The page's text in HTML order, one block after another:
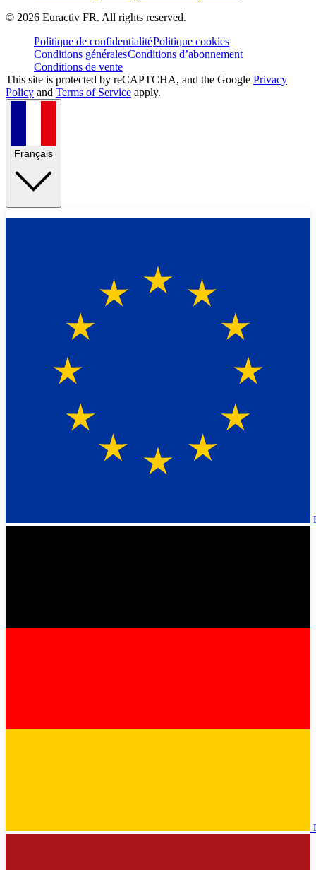
© 2026 Euractiv FR. All rights reserved.
Politique de confidentialitéPolitique cookies
Conditions généralesConditions d’abonnement
Conditions de vente
This site is protected by reCAPTCHA, and the Google Privacy
Policy and Terms of Service apply.
Français